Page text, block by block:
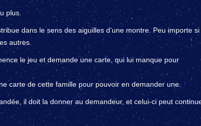
plus.
dans le sens des aiguilles d’une montre. Peu importe si
autres.
le jeu et demande une carte, qui lui manque pour
carte de cette famille pour pouvoir en demander une.
il doit la donner au demandeur, et celui-ci peut